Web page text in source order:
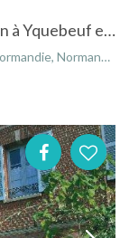
Gite du XVIIIème siècle près de Rouen à Yquebeuf en Seine-Maritime en Normandie
Normandie, France